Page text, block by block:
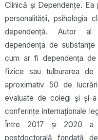
Clinică și Dependențe. Ea
personalității, psihologia
dependență. Autor al
dependența de
cum ar fi dependența
fizice sau tulburarea
aproximativ 50 de
evaluate de colegi și și-a
conferințe internaționale
Între 2017 și 2020 a
postdoctorală fondată